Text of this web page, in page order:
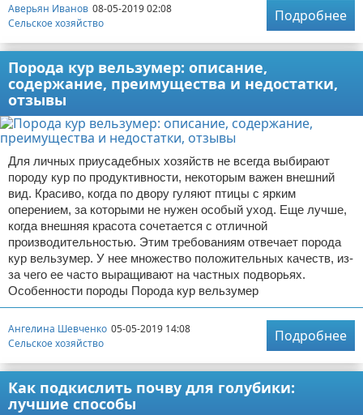
Аверьян Иванов 08-05-2019 02:08
Сельское хозяйство
Подробнее
Порода кур вельзумер: описание,
содержание, преимущества и недостатки,
отзывы
Для личных приусадебных хозяйств не всегда выбирают
породу кур по продуктивности, некоторым важен внешний
вид. Красиво, когда по двору гуляют птицы с ярким
оперением, за которыми не нужен особый уход. Еще лучше,
когда внешняя красота сочетается с отличной
производительностью. Этим требованиям отвечает порода
кур вельзумер. У нее множество положительных качеств, из-
за чего ее часто выращивают на частных подворьях.
Особенности породы Порода кур вельзумер
Ангелина Шевченко 05-05-2019 14:08
Сельское хозяйство
Подробнее
Как подкислить почву для голубики:
лучшие способы